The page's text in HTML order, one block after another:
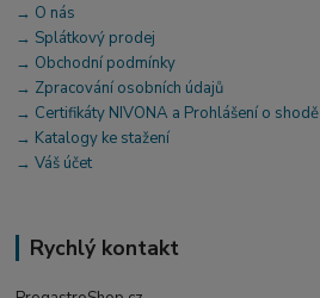
→ O nás
→ Splátkový prodej
→ Obchodní podmínky
→ Zpracování osobních údajů
→ Certifikáty NIVONA a Prohlášení o shodě
→ Katalogy ke stažení
→ Váš účet
Rychlý kontakt